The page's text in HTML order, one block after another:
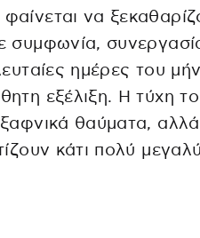
να
συμφωνία,
ημέρες του
εξέλιξη. Η τύχη
θαύματα,
κάτι πολύ